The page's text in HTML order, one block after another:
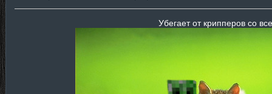
Убегает от крипперов со